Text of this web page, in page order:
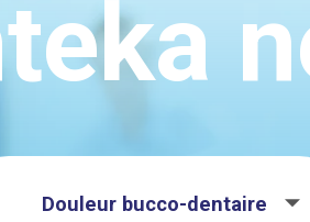
Douleur bucco-dentaire